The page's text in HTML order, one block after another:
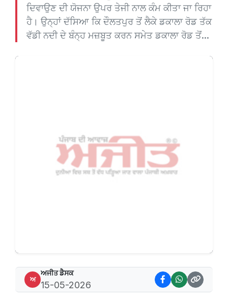
ਦਿਵਾਉਣ ਦੀ ਯੋਜਨਾ ਉਪਰ ਤੇਜੀ ਨਾਲ ਕੰਮ ਕੀਤਾ ਜਾ ਰਿਹਾ
ਹੈ। ਉਨ੍ਹਾਂ ਦੱਸਿਆ ਕਿ ਦੌਲਤਪੁਰ ਤੋਂ ਲੈਕੇ ਡਕਾਲਾ ਰੋਡ ਤੱਕ
ਵੱਡੀ ਨਦੀ ਦੇ ਬੰਨ੍ਹ ਮਜ਼ਬੂਤ ਕਰਨ ਸਮੇਤ ਡਕਾਲਾ ਰੋਡ ਤੋਂ...
ਅ
ਅਜੀਤ ਡੈਸਕ
15-05-2026